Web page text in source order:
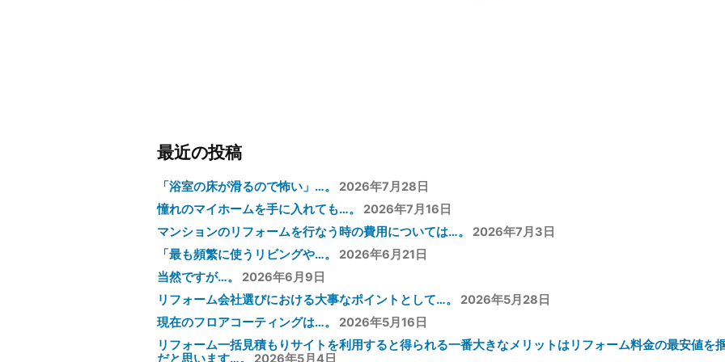
最近の投稿
「浴室の床が滑るので怖い」…。
2026年7月28日
憧れのマイホームを手に入れても…。
2026年7月16日
マンションのリフォームを行なう時の費用については…。
2026年7月3日
「最も頻繁に使うリビングや…。
2026年6月21日
当然ですが…。
2026年6月9日
リフォーム会社選びにおける大事なポイントとして…。
2026年5月28日
現在のフロアコーティングは…。
2026年5月16日
リフォーム一括見積もりサイトを利用すると得られる一番大きなメリットはリフォーム料金の最安値を
だと思います…。
2026年5月4日